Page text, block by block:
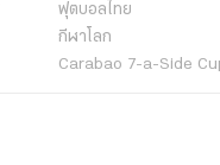
ฟุตบอลไทย
กีฬาโลก
Carabao 7-a-Side